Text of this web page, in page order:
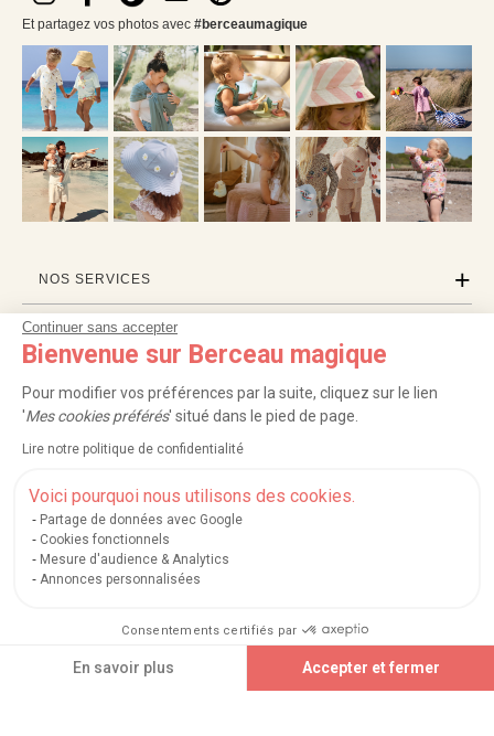
Continuer sans accepter
Bienvenue sur Berceau magique
Pour modifier vos préférences par la suite, cliquez sur le lien
'Mes cookies préférés' situé dans le pied de page.
Lire notre politique de confidentialité
Voici pourquoi nous utilisons des cookies.
Partage de données avec Google
Cookies fonctionnels
Mesure d'audience & Analytics
Annonces personnalisées
Consentements certifiés par
En savoir plus Accepter et fermer
Et partagez vos photos avec #berceaumagique
NOS SERVICES
INFORMATIONS
PROFESSIONNELS
Carte cadeau |Retour 100 jours|Moyens de paiement
Service après-vente| FAQ|Rappels de produits
Nos moyens de paiement sécurisés